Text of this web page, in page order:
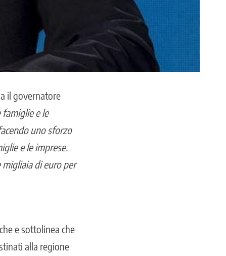
il governatore
e le
uno sforzo
e le imprese.
di euro per
e sottolinea che
alla regione